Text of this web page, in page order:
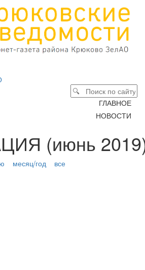
ГЛАВНОЕ
НОВОСТИ
(июнь
месяц/год
все